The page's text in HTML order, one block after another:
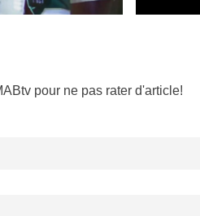
pour ne pas rater d'article!